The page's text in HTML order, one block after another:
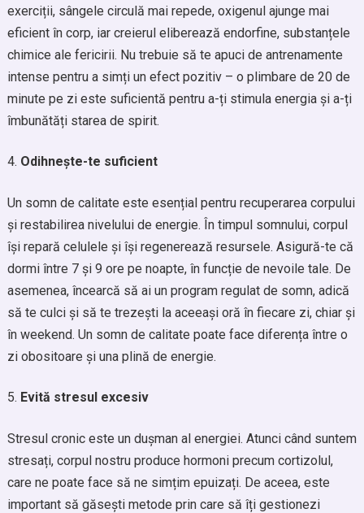
exerciții, sângele circulă mai repede, oxigenul ajunge mai
eficient în corp, iar creierul eliberează endorfine, substanțele
chimice ale fericirii. Nu trebuie să te apuci de antrenamente
intense pentru a simți un efect pozitiv – o plimbare de 20 de
minute pe zi este suficientă pentru a-ți stimula energia și a-ți
îmbunătăți starea de spirit.
Odihnește-te suficient
Un somn de calitate este esențial pentru recuperarea corpului
și restabilirea nivelului de energie. În timpul somnului, corpul
își repară celulele și își regenerează resursele. Asigură-te că
dormi între 7 și 9 ore pe noapte, în funcție de nevoile tale. De
asemenea, încearcă să ai un program regulat de somn, adică
să te culci și să te trezești la aceeași oră în fiecare zi, chiar și
în weekend. Un somn de calitate poate face diferența între o
zi obositoare și una plină de energie.
Evită stresul excesiv
Stresul cronic este un dușman al energiei. Atunci când suntem
stresați, corpul nostru produce hormoni precum cortizolul,
care ne poate face să ne simțim epuizați. De aceea, este
important să găsești metode prin care să îți gestionezi